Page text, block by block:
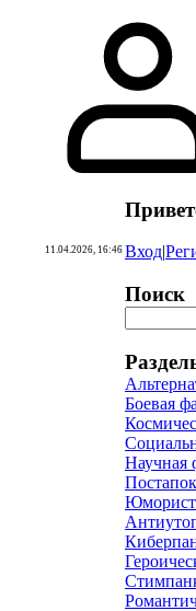
11.04.2026, 16:46 Вход|
Поиск
Боевая
Научная